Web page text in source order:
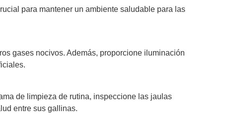
para mantener un ambiente saludable para las
gases nocivos. Además, proporcione iluminación
de limpieza de rutina, inspeccione las jaulas
entre sus gallinas.